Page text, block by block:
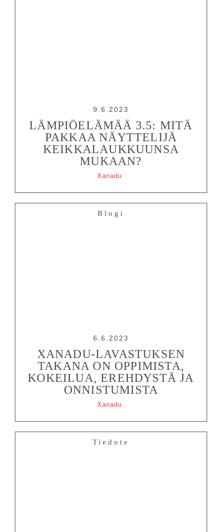
9.6.2023
LÄMPIÖELÄMÄÄ 3.5: MITÄ
PAKKAA NÄYTTELIJÄ
KEIKKALAUKKUUNSA
MUKAAN?
Xanadu
Blogi
6.6.2023
XANADU-LAVASTUKSEN
TAKANA ON OPPIMISTA,
KOKEILUA, EREHDYSTÄ JA
ONNISTUMISTA
Xanadu
Tiedote